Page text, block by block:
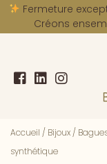
Fermeture
Créons
Accueil / Bijoux /
synthétique